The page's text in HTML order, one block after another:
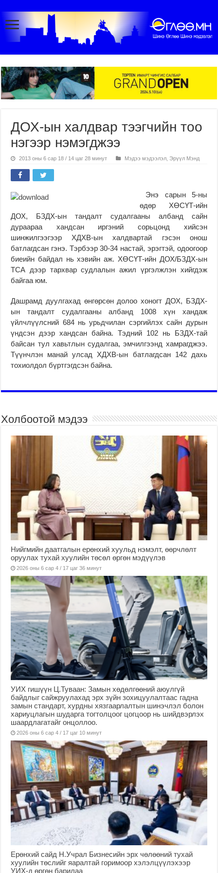
ДОХ-ын халдвар тээгчийн тоо
нэгээр нэмэгджээ
2013 оны 6 сар 18 / 14 цаг 28 минут Мэдээ мэдээлэл Эрүүл Мэнд
Энэ сарын 5-ны
өдөр ХӨСҮТ-ийн
ДОХ, БЗДХ-ын тандалт судалгааны албанд сайн
дураараа хандсан иргэний сорьцонд хийсэн
шинжилгээгээр ХДХВ-ын халдвартай гэсэн онош
батлагдсан гэнэ. Тэрбээр 30-34 настай, эрэгтэй, одоогоор
биеийн байдал нь хэвийн аж. ХӨСҮТ-ийн ДОХ/БЗДХ-ын
ТСА дээр тархвар судлалын ажил үргэлжлэн хийгдэж
байгаа юм.
Дашрамд дуулгахад өнгөрсөн долоо хоногт ДОХ, БЗДХ-
ын тандалт судалгааны албанд 1008 хүн хандаж
үйлчлүүлсний 684 нь урьдчилан сэргийлэх сайн дурын
үндсэн дээр хандсан байна. Тэдний 102 нь БЗДХ-тай
байсан тул хавьтлын судалгаа, эмчилгээнд хамрагджээ.
Түүнчлэн манай улсад ХДХВ-ын батлагдсан 142 дахь
тохиолдол бүртгэгдсэн байна.
Холбоотой мэдээ
Нийгмийн даатгалын ерөнхий хуульд нэмэлт, өөрчлөлт
оруулах тухай хуулийн төсөл өргөн мэдүүлэв
2026 оны 6 сар 4 / 17 цаг 36 минут
УИХ гишүүн Ц.Туваан: Замын хөдөлгөөний аюулгүй
байдлыг сайжруулахад эрх зүйн зохицуулалтаас гадна
замын стандарт, хурдны хязгаарлалтын шинэчлэл болон
хариуцлагын шударга тогтолцоог цогцоор нь шийдвэрлэх
шаардлагатайг онцоллоо.
2026 оны 6 сар 4 / 17 цаг 10 минут
Ерөнхий сайд Н.Учрал Бизнесийн эрх чөлөөний тухай
хуулийн төслийг яаралтай горимоор хэлэлцүүлэхээр
УИХ-д өргөн барилаа